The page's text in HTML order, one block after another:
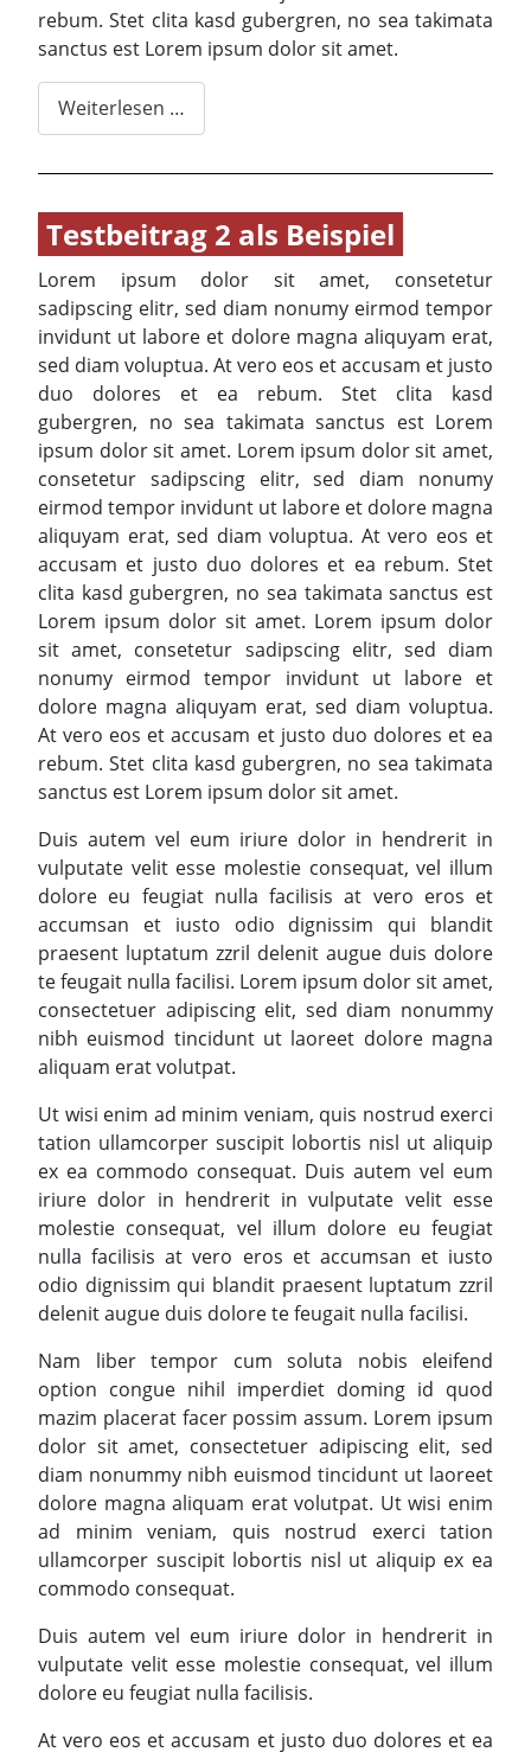
rebum. Stet clita kasd gubergren, no sea takimata
sanctus est Lorem ipsum dolor sit amet.
Weiterlesen …
Testbeitrag 2 als Beispiel
Lorem ipsum dolor sit amet, consetetur
sadipscing elitr, sed diam nonumy eirmod tempor
invidunt ut labore et dolore magna aliquyam erat,
sed diam voluptua. At vero eos et accusam et justo
duo dolores et ea rebum. Stet clita kasd
gubergren, no sea takimata sanctus est Lorem
ipsum dolor sit amet. Lorem ipsum dolor sit amet,
consetetur sadipscing elitr, sed diam nonumy
eirmod tempor invidunt ut labore et dolore magna
aliquyam erat, sed diam voluptua. At vero eos et
accusam et justo duo dolores et ea rebum. Stet
clita kasd gubergren, no sea takimata sanctus est
Lorem ipsum dolor sit amet. Lorem ipsum dolor
sit amet, consetetur sadipscing elitr, sed diam
nonumy eirmod tempor invidunt ut labore et
dolore magna aliquyam erat, sed diam voluptua.
At vero eos et accusam et justo duo dolores et ea
rebum. Stet clita kasd gubergren, no sea takimata
sanctus est Lorem ipsum dolor sit amet.
Duis autem vel eum iriure dolor in hendrerit in
vulputate velit esse molestie consequat, vel illum
dolore eu feugiat nulla facilisis at vero eros et
accumsan et iusto odio dignissim qui blandit
praesent luptatum zzril delenit augue duis dolore
te feugait nulla facilisi. Lorem ipsum dolor sit amet,
consectetuer adipiscing elit, sed diam nonummy
nibh euismod tincidunt ut laoreet dolore magna
aliquam erat volutpat.
Ut wisi enim ad minim veniam, quis nostrud exerci
tation ullamcorper suscipit lobortis nisl ut aliquip
ex ea commodo consequat. Duis autem vel eum
iriure dolor in hendrerit in vulputate velit esse
molestie consequat, vel illum dolore eu feugiat
nulla facilisis at vero eros et accumsan et iusto
odio dignissim qui blandit praesent luptatum zzril
delenit augue duis dolore te feugait nulla facilisi.
Nam liber tempor cum soluta nobis eleifend
option congue nihil imperdiet doming id quod
mazim placerat facer possim assum. Lorem ipsum
dolor sit amet, consectetuer adipiscing elit, sed
diam nonummy nibh euismod tincidunt ut laoreet
dolore magna aliquam erat volutpat. Ut wisi enim
ad minim veniam, quis nostrud exerci tation
ullamcorper suscipit lobortis nisl ut aliquip ex ea
commodo consequat.
Duis autem vel eum iriure dolor in hendrerit in
vulputate velit esse molestie consequat, vel illum
dolore eu feugiat nulla facilisis.
At vero eos et accusam et justo duo dolores et ea